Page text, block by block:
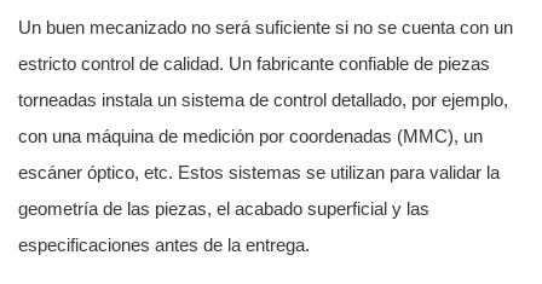
Un buen mecanizado no será suficiente si no se cuenta con un
estricto control de calidad. Un fabricante confiable de piezas
torneadas instala un sistema de control detallado, por ejemplo,
con una máquina de medición por coordenadas (MMC), un
escáner óptico, etc. Estos sistemas se utilizan para validar la
geometría de las piezas, el acabado superficial y las
especificaciones antes de la entrega.